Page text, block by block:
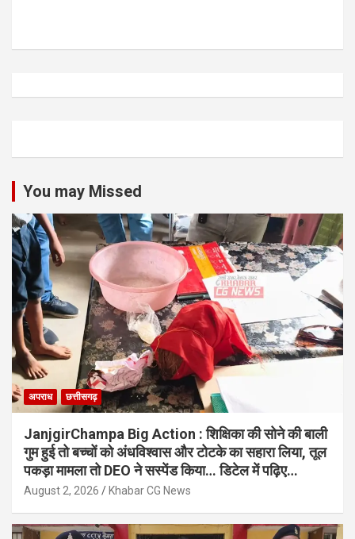
You may Missed
अपराध छत्तीसगढ़
JanjgirChampa Big Action : शिक्षिका की सोने की बाली
गुम हुई तो बच्चों को अंधविश्वास और टोटके का सहारा लिया, तूल
पकड़ा मामला तो DEO ने सस्पेंड किया… डिटेल में पढ़िए…
August 2, 2026 Khabar CG News